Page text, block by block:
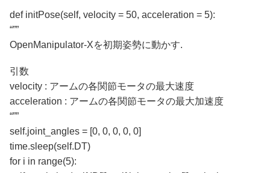
def initPose(self, velocity = 50, acceleration = 5):
“””
OpenManipulator-Xを初期姿勢に動かす.
引数
velocity : アームの各関節モータの最大速度
acceleration : アームの各関節モータの最大加速度
“””
self.joint_angles = [0, 0, 0, 0, 0]
time.sleep(self.DT)
for i in range(5):